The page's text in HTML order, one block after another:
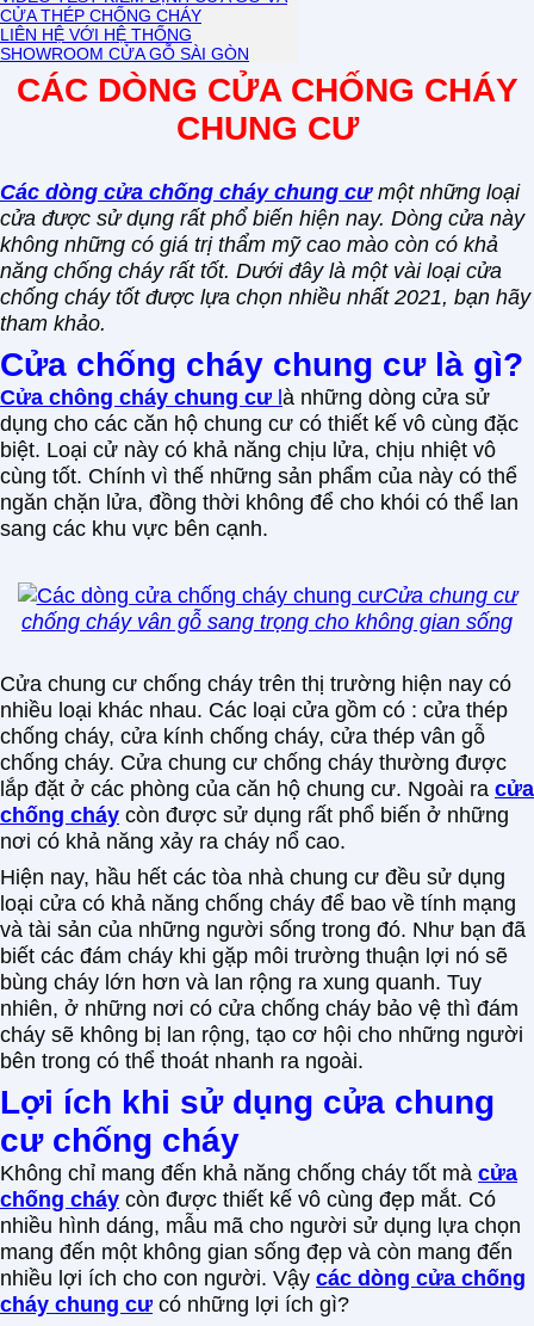
CỬA THÉP CHỐNG CHÁY
LIÊN HỆ VỚI HỆ THỐNG
SHOWROOM CỬA GỖ SÀI GÒN
CÁC DÒNG CỬA CHỐNG CHÁY
CHUNG CƯ
Các dòng cửa chống cháy chung cưmột những loại
cửa được sử dụng rất phổ biến hiện nay. Dòng cửa này
không những có giá trị thẩm mỹ cao mào còn có khả
năng chống cháy rất tốt. Dưới đây là một vài loại cửa
chống cháy tốt được lựa chọn nhiều nhất 2021, bạn hãy
tham khảo.
Cửa chống cháy chung cư là gì?
Cửa chông cháy chung cư là những dòng cửa sử
dụng cho các căn hộ chung cư có thiết kế vô cùng đặc
biệt. Loại cử này có khả năng chịu lửa, chịu nhiệt vô
cùng tốt. Chính vì thế những sản phẩm của này có thể
ngăn chặn lửa, đồng thời không để cho khói có thể lan
sang các khu vực bên cạnh.
Cửa chung cư
chống cháy vân gỗ sang trọng cho không gian sống
Cửa chung cư chống cháy trên thị trường hiện nay có
nhiều loại khác nhau. Các loại cửa gồm có : cửa thép
chống cháy, cửa kính chống cháy, cửa thép vân gỗ
chống cháy. Cửa chung cư chống cháy thường được
lắp đặt ở các phòng của căn hộ chung cư. Ngoài ra cửa
chống cháy còn được sử dụng rất phổ biến ở những
nơi có khả năng xảy ra cháy nổ cao.
Hiện nay, hầu hết các tòa nhà chung cư đều sử dụng
loại cửa có khả năng chống cháy để bao về tính mạng
và tài sản của những người sống trong đó. Như bạn đã
biết các đám cháy khi gặp môi trường thuận lợi nó sẽ
bùng cháy lớn hơn và lan rộng ra xung quanh. Tuy
nhiên, ở những nơi có cửa chống cháy bảo vệ thì đám
cháy sẽ không bị lan rộng, tạo cơ hội cho những người
bên trong có thể thoát nhanh ra ngoài.
Lợi ích khi sử dụng cửa chung
cư chống cháy
Không chỉ mang đến khả năng chống cháy tốt mà cửa
chống cháy còn được thiết kế vô cùng đẹp mắt. Có
nhiều hình dáng, mẫu mã cho người sử dụng lựa chọn
mang đến một không gian sống đẹp và còn mang đến
nhiều lợi ích cho con người. Vậy các dòng cửa chống
cháy chung cư có những lợi ích gì?